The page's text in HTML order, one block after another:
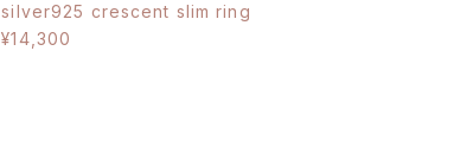
silver925 crescent slim ring
¥14,300